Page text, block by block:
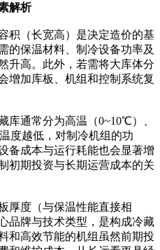
解析
（长宽高）是决定造价的基
的保温材料、制冷设备功率及
升高。此外，若需将大库体分
增加库板、机组和控制系统复
通常分为高温（0~10℃）、
度越低，对制冷机组的功
备成本与运行耗能也会显著增
初期投资与长期运营成本的关
度（与保温性能直接相
品牌与技术类型，是构成冷藏
和高效节能的机组虽然前期投